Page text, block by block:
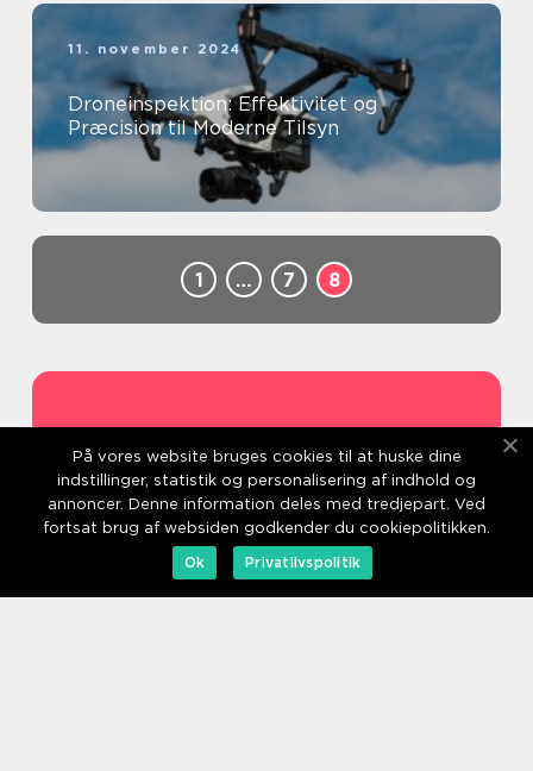
11. november 2024
Droneinspektion: Effektivitet og
Præcision til Moderne Tilsyn
1 … 7 8
Adresse
På vores website bruges cookies til at huske dine
indstillinger, statistik og personalisering af indhold og
annoncer. Denne information deles med tredjepart. Ved
fortsat brug af websiden godkender du cookiepolitikken.
Ok
Privatlivspolitik